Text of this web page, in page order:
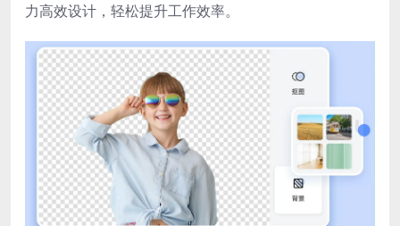
力高效设计，轻松提升工作效率。